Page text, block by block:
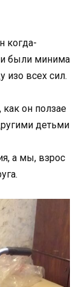
когда-
были минима
изо всех сил.
как он ползае
детьми
а мы, взрос